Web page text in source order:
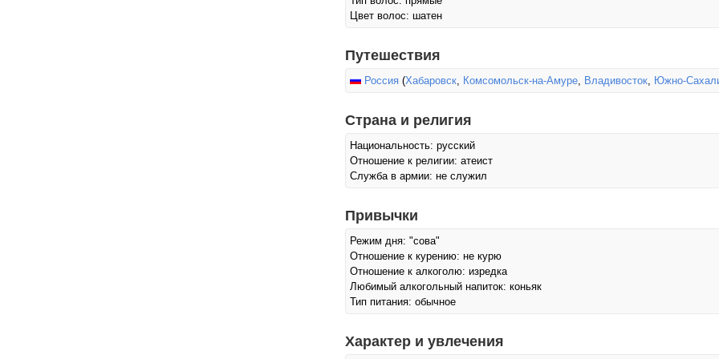
Цвет волос: шатен
Путешествия
Россия (Хабаровск, Комсомольск-на-Амуре, Владивосток, Южно-
Страна и религия
Национальность: русский
Отношение к религии: атеист
Служба в армии: не служил
Привычки
Режим дня: "сова"
Отношение к курению: не курю
Отношение к алкоголю: изредка
Любимый алкогольный напиток: коньяк
Тип питания: обычное
Характер и увлечения